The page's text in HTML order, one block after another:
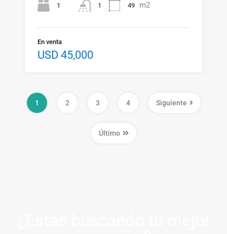
1 1 49 m2
En venta
USD 45,000
1 2 3 4 Siguiente
Último